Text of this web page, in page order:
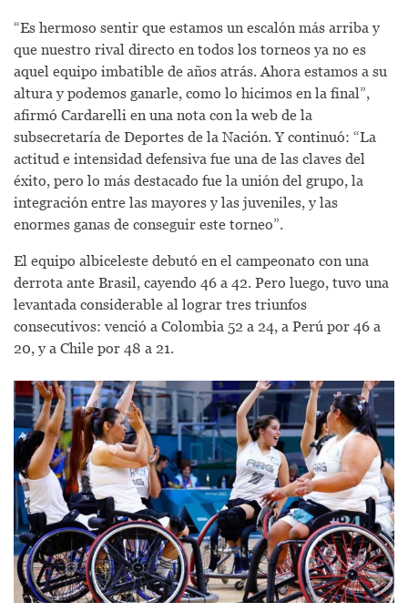
“Es hermoso sentir que estamos un escalón más arriba y
que nuestro rival directo en todos los torneos ya no es
aquel equipo imbatible de años atrás. Ahora estamos a su
altura y podemos ganarle, como lo hicimos en la final”,
afirmó Cardarelli en una nota con la web de la
subsecretaría de Deportes de la Nación. Y continuó: “La
actitud e intensidad defensiva fue una de las claves del
éxito, pero lo más destacado fue la unión del grupo, la
integración entre las mayores y las juveniles, y las
enormes ganas de conseguir este torneo”.
El equipo albiceleste debutó en el campeonato con una
derrota ante Brasil, cayendo 46 a 42. Pero luego, tuvo una
levantada considerable al lograr tres triunfos
consecutivos: venció a Colombia 52 a 24, a Perú por 46 a
20, y a Chile por 48 a 21.